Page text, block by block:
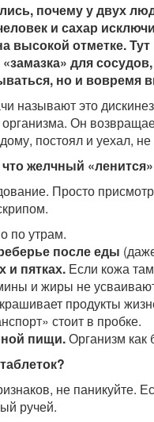
почему у двух
и сахар
высокой отметке.
для
но и вовремя
называют это
Он
постоял и уехал, не
желчный
Просто
по утрам.
после еды
и пятках. Если кожа
и жиры не
продукты
стоит в пробке.
пищи.Организм как
не паникуйте.
ручей.